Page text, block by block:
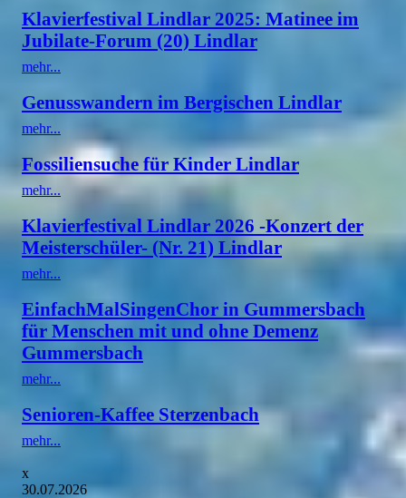
Klavierfestival Lindlar 2025: Matinee im
Jubilate-Forum (20) Lindlar
mehr...
Genusswandern im Bergischen Lindlar
mehr...
Fossiliensuche für Kinder Lindlar
mehr...
Klavierfestival Lindlar 2026 -Konzert der
Meisterschüler- (Nr. 21) Lindlar
mehr...
EinfachMalSingenChor in Gummersbach
für Menschen mit und ohne Demenz
Gummersbach
mehr...
Senioren-Kaffee Sterzenbach
mehr...
x
30.07.2026